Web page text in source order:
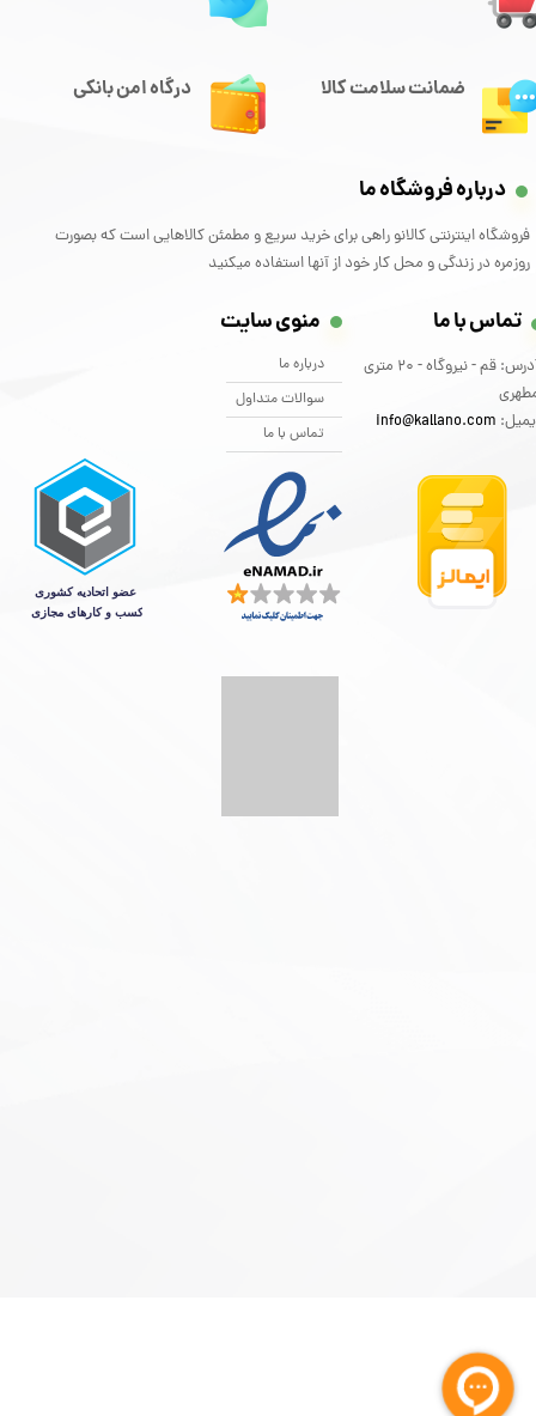
درگاه امن بانکی ضمانت سلامت کالا
درباره فروشگاه ما
فروشگاه اینترنتی کالانو راهی برای خرید سریع و مطمئن کالاهایی است که بصورت
روزمره در زندگی و محل کار خود از آنها استفاده میکنید
تماس با ما
آدرس: قم - نیروگاه - 20 متری
info@kallano.com​​​​​​​
منوی سایت
درباره ما
سوالات متداول
تماس با ما